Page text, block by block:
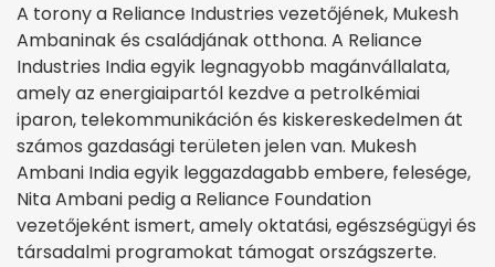
A torony a Reliance Industries vezetőjének, Mukesh
Ambaninak és családjának otthona. A Reliance
Industries India egyik legnagyobb magánvállalata,
amely az energiaipartól kezdve a petrolkémiai
iparon, telekommunikáción és kiskereskedelmen át
számos gazdasági területen jelen van. Mukesh
Ambani India egyik leggazdagabb embere, felesége,
Nita Ambani pedig a Reliance Foundation
vezetőjeként ismert, amely oktatási, egészségügyi és
társadalmi programokat támogat országszerte.